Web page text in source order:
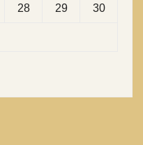
28 29 30